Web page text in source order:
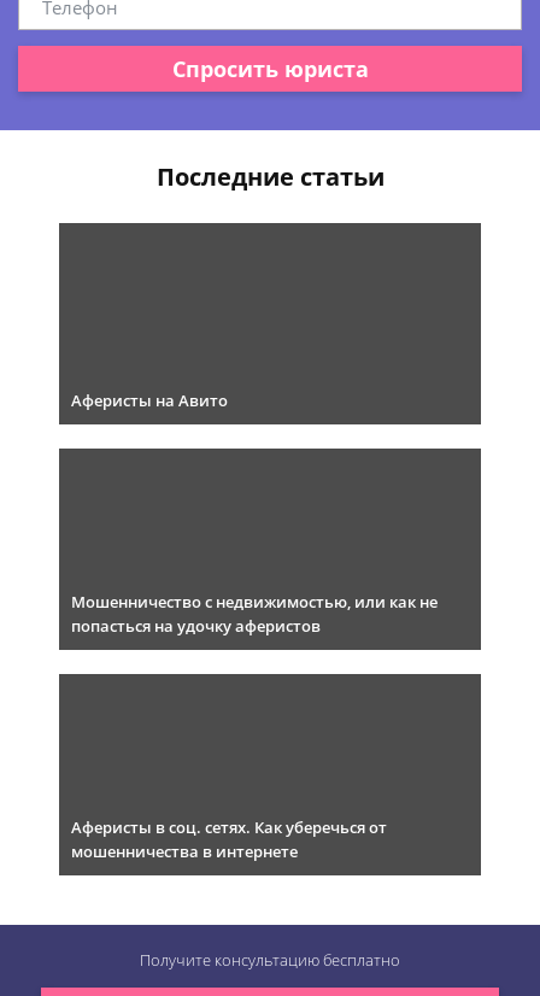
Спросить юриста
Последние статьи
Аферисты на Авито
Мошенничество с недвижимостью, или как не
попасться на удочку аферистов
Аферисты в соц. сетях. Как уберечься от
мошенничества в интернете
Получите консультациюбесплатно